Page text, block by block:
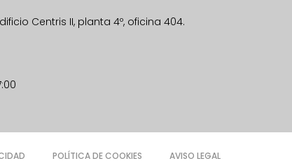
Centris II, planta 4º, oficina 404.
POLÍTICA DE COOKIES AVISO LEGAL